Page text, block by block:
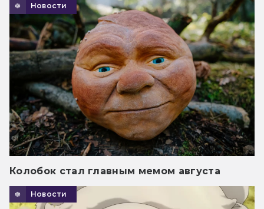
Новости
Колобок стал главным мемом августа
Новости